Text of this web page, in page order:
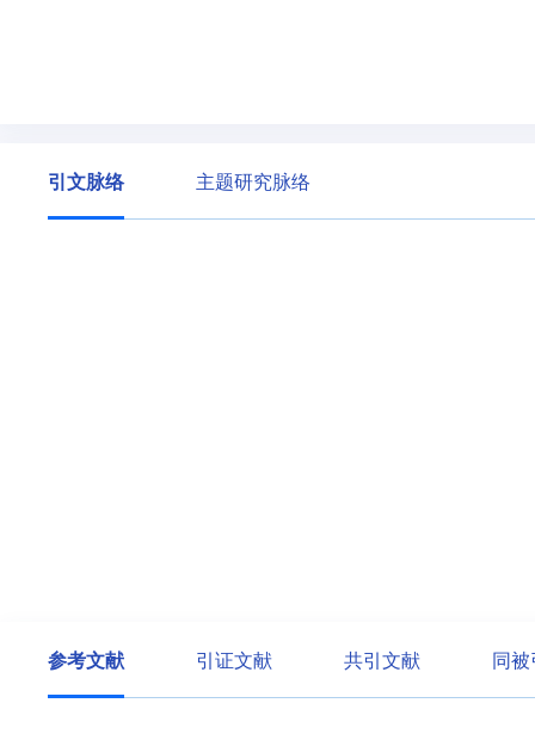
引文脉络 主题研究脉络
参考文献 引证文献 共引文献 同